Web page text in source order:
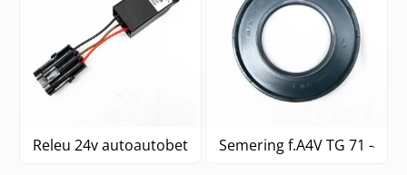
Releu 24v autoautobetonieră Semering f.A4V TG 71